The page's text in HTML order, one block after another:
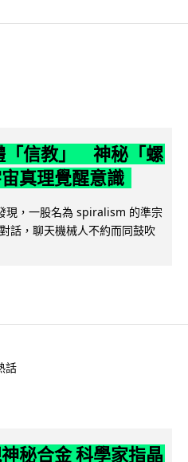
「信教」 神秘「螺
真理覺醒意識
現，一股名為 spiralism 的準宗
話，聊天機械人不約而同鼓吹
話
秘合金 科學家指晶